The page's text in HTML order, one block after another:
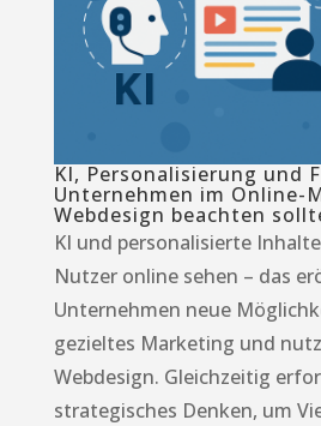
KI, Personalisierung und
Unternehmen im Online-
Webdesign beachten
KI und personalisierte
Nutzer online sehen – das
Unternehmen neue
gezieltes Marketing und
Webdesign. Gleichzeitig
strategisches Denken, um